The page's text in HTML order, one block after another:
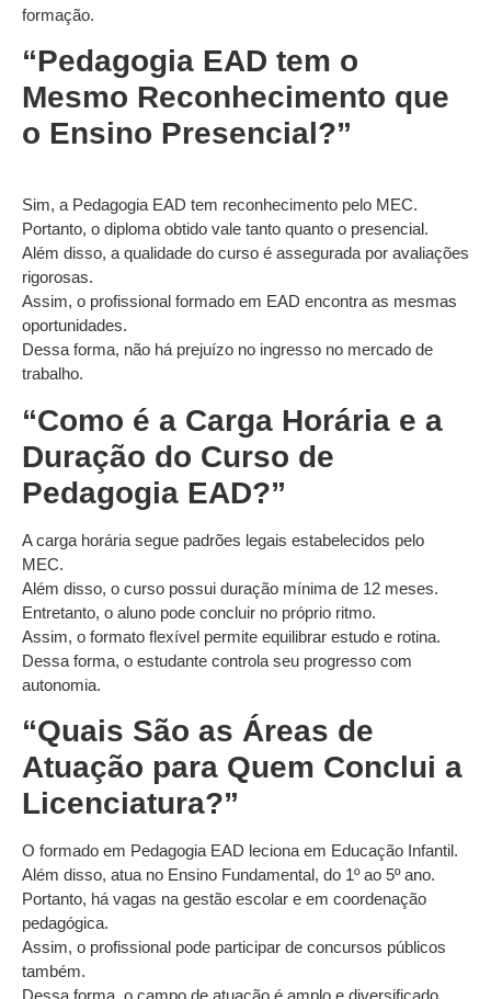
formação.
“Pedagogia EAD tem o
Mesmo Reconhecimento que
o Ensino Presencial?”
Sim, a Pedagogia EAD tem reconhecimento pelo MEC.
Portanto, o diploma obtido vale tanto quanto o presencial.
Além disso, a qualidade do curso é assegurada por avaliações
rigorosas.
Assim, o profissional formado em EAD encontra as mesmas
oportunidades.
Dessa forma, não há prejuízo no ingresso no mercado de
trabalho.
“Como é a Carga Horária e a
Duração do Curso de
Pedagogia EAD?”
A carga horária segue padrões legais estabelecidos pelo
MEC.
Além disso, o curso possui duração mínima de 12 meses.
Entretanto, o aluno pode concluir no próprio ritmo.
Assim, o formato flexível permite equilibrar estudo e rotina.
Dessa forma, o estudante controla seu progresso com
autonomia.
“Quais São as Áreas de
Atuação para Quem Conclui a
Licenciatura?”
O formado em Pedagogia EAD leciona em Educação Infantil.
Além disso, atua no Ensino Fundamental, do 1º ao 5º ano.
Portanto, há vagas na gestão escolar e em coordenação
pedagógica.
Assim, o profissional pode participar de concursos públicos
também.